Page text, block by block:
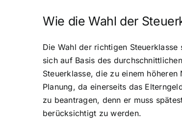
Wie die Wahl der
Die Wahl der richtigen
sich auf Basis des
Steuerklasse, die zu einem
Planung, da einerseits das
zu beantragen, denn er muss
berücksichtigt zu werden.